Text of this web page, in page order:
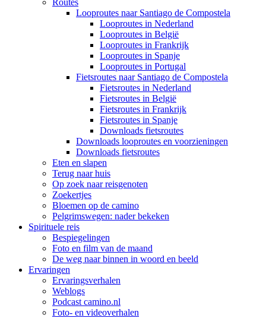
Routes
Looproutes naar Santiago de Compostela
Looproutes in Nederland
Looproutes in België
Looproutes in Frankrijk
Looproutes in Spanje
Looproutes in Portugal
Fietsroutes naar Santiago de Compostela
Fietsroutes in Nederland
Fietsroutes in België
Fietsroutes in Frankrijk
Fietsroutes in Spanje
Downloads fietsroutes
Downloads looproutes en voorzieningen
Downloads fietsroutes
Eten en slapen
Terug naar huis
Op zoek naar reisgenoten
Zoekertjes
Bloemen op de camino
Pelgrimswegen: nader bekeken
Spirituele reis
Bespiegelingen
Foto en film van de maand
De weg naar binnen in woord en beeld
Ervaringen
Ervaringsverhalen
Weblogs
Podcast camino.nl
Foto- en videoverhalen